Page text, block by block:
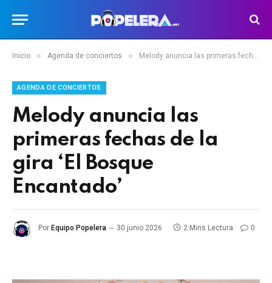
Inicio » Agenda de conciertos » Melody anuncia las primeras fechas de la gira ‘El Bosque Encantado’
AGENDA DE CONCIERTOS
Melody anuncia las
primeras fechas de la
gira ‘El Bosque
Encantado’
Por Equipo Popelera 30 junio 2026 2 Mins Lectura 0